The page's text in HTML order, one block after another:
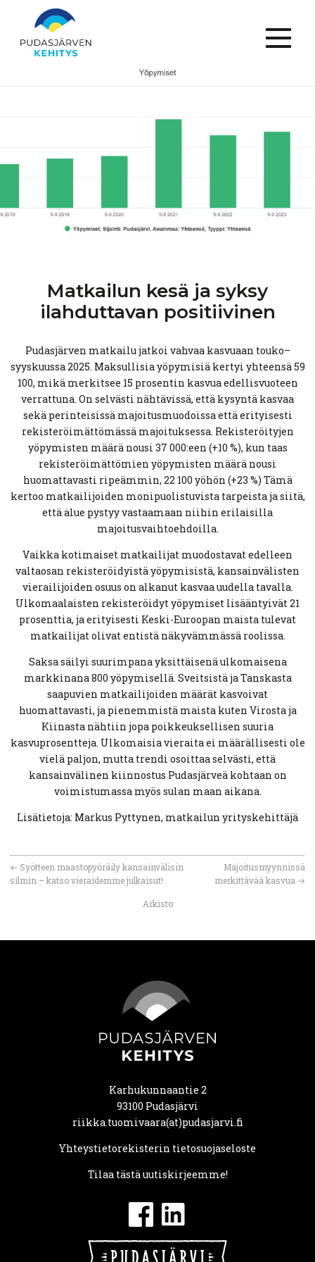
Matkailun kesä ja syksy
ilahduttavan positiivinen
Pudasjärven matkailu jatkoi vahvaa kasvuaan touko–
syyskuussa 2025. Maksullisia yöpymisiä kertyi yhteensä 59
100, mikä merkitsee 15 prosentin kasvua edellisvuoteen
verrattuna. On selvästi nähtävissä, että kysyntä kasvaa
sekä perinteisissä majoitusmuodoissa että erityisesti
rekisteröimättömässä majoituksessa. Rekisteröityjen
yöpymisten määrä nousi 37 000:een (+10 %), kun taas
rekisteröimättömien yöpymisten määrä nousi
huomattavasti ripeämmin, 22 100 yöhön (+23 %) Tämä
kertoo matkailijoiden monipuolistuvista tarpeista ja siitä,
että alue pystyy vastaamaan niihin erilaisilla
majoitusvaihtoehdoilla.
Vaikka kotimaiset matkailijat muodostavat edelleen
valtaosan rekisteröidyistä yöpymisistä, kansainvälisten
vierailijoiden osuus on alkanut kasvaa uudella tavalla.
Ulkomaalaisten rekisteröidyt yöpymiset lisääntyivät 21
prosenttia, ja erityisesti Keski-Euroopan maista tulevat
matkailijat olivat entistä näkyvämmässä roolissa.
Saksa säilyi suurimpana yksittäisenä ulkomaisena
markkinana 800 yöpymisellä. Sveitsistä ja Tanskasta
saapuvien matkailijoiden määrät kasvoivat
huomattavasti, ja pienemmistä maista kuten Virosta ja
Kiinasta nähtiin jopa poikkeuksellisen suuria
kasvuprosentteja. Ulkomaisia vieraita ei määrällisesti ole
vielä paljon, mutta trendi osoittaa selvästi, että
kansainvälinen kiinnostus Pudasjärveä kohtaan on
voimistumassa myös sulan maan aikana.
Lisätietoja: Markus Pyttynen, matkailun yrityskehittäjä
← Syötteen maastopyöräily kansainvälisin
silmin – katso vieraidemme julkaisut!
Majoitusmyynnissä
merkittävää kasvua →
Arkisto
Karhukunnaantie 2
93100 Pudasjärvi
riikka.tuomivaara(at)pudasjarvi.fi
Yhteystietorekisterin tietosuojaseloste
Tilaa tästä uutiskirjeemme!